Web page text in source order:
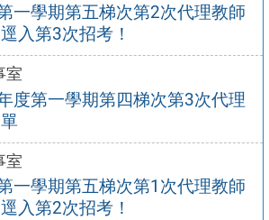
一學期第五梯次第2次代理教師
入第3次招考！
室
度第一學期第四梯次第3次代理
室
一學期第五梯次第1次代理教師
入第2次招考！